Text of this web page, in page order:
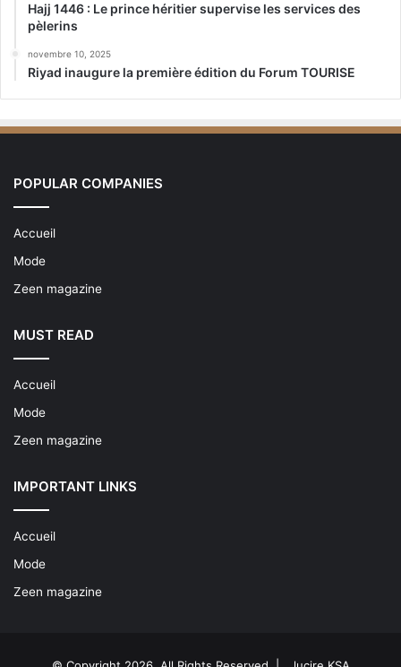
Hajj 1446 : Le prince héritier supervise les services des
pèlerins
novembre 10, 2025
Riyad inaugure la première édition du Forum TOURISE
POPULAR COMPANIES
Accueil
Mode
Zeen magazine
MUST READ
Accueil
Mode
Zeen magazine
IMPORTANT LINKS
Accueil
Mode
Zeen magazine